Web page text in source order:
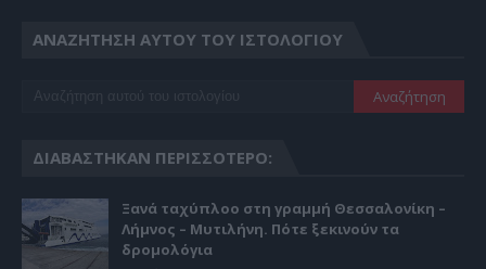
ΑΝΑΖΉΤΗΣΗ ΑΥΤΟΎ ΤΟΥ ΙΣΤΟΛΟΓΊΟΥ
ΔΙΑΒΆΣΤΗΚΑΝ ΠΕΡΙΣΣΌΤΕΡΟ:
Ξανά ταχύπλοο στη γραμμή Θεσσαλονίκη –
Λήμνος – Μυτιλήνη. Πότε ξεκινούν τα
δρομολόγια